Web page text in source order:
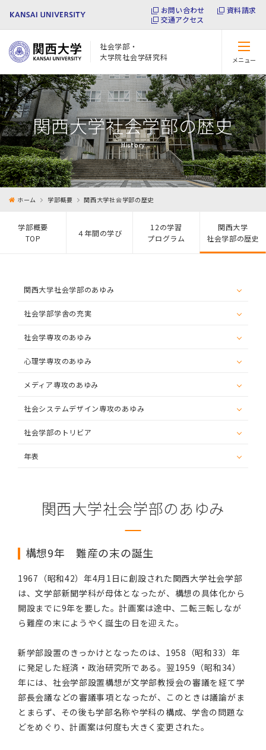
お問い合わせ
資料請求
交通アクセス
社会学部・
大学院社会学研究科
メニュー
関西大学社会学部の歴史
History
ホーム 学部概要 関西大学社会学部の歴史
学部概要
TOP
４年間の学び
12の学習
プログラム
関西大学
社会学部の歴史
関西大学社会学部のあゆみ
社会学部学舎の充実
社会学専攻のあゆみ
心理学専攻のあゆみ
メディア専攻のあゆみ
社会システムデザイン専攻のあゆみ
社会学部のトリビア
年表
関西大学社会学部のあゆみ
構想9年 難産の末の誕生
1967（昭和42）年4月1日に創設された関西大学社会学部
は、文学部新聞学科が母体となったが、構想の具体化から
開設までに9年を要した。計画案は途中、二転三転しなが
ら難産の末にようやく誕生の日を迎えた。
新学部設置のきっかけとなったのは、1958（昭和33）年
に発足した経済・政治研究所である。翌1959（昭和34）
年には、社会学部設置構想が文学部教授会の審議を経て学
部長会議などの審議事項となったが、このときは議論がま
とまらず、その後も学部名称や学科の構成、学舎の問題な
どをめぐり、計画案は何度も大きく変更された。